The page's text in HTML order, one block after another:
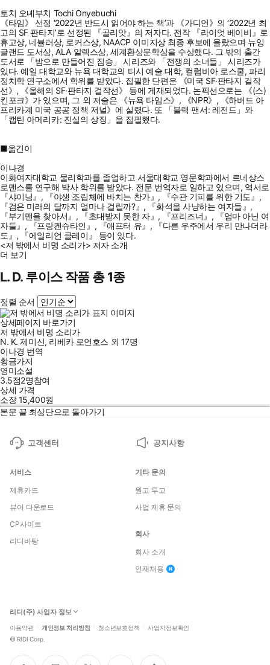
토치 오녜부치 Tochi Onyebuchi
《타임》 선정 ‘2022년 반드시 읽어야 하는 책’과 《가디언》의 ‘2022년 최
고의 SF 판타지’로 선정된 『골리앗』의 저자다. 전작 『라이엇 베이비』로
휴고상, 네뷸러상, 로커스상, NAACP 이미지상 최종 후보에 올랐으며 뉴잉
글랜드 도서상, ALA 알렉스상, 세계환상문학상을 수상했다. 그 밖의 출간
도서로 「밤으로 만들어진 짐승」 시리즈와 「전쟁의 소녀들」 시리즈가
있다. 예일 대학교와 뉴욕 대학교의 티시 예술 대학, 컬럼비아 로스쿨, 파리
정치학 연구소에서 학위를 받았다. 집필한 단편은 《미국 SF·판타지 걸작
선》, 《올해의 SF·판타지 걸작선》 등에 게재되었다. 논픽션으로는 《(스)
킨포크》가 있으며, 그 외 저술은 《뉴욕 타임스》, 《NPR》, 《하버드 아
프리카계 미국 공공 정책 저널》에 실렸다. 또 「블랙 팬서: 레전드」와
「캡틴 아메리카: 진실의 상징」을 집필했다.
■옮긴이
이나경
이화여자대학교 물리학과를 졸업하고 서울대학교 영문학과에서 르네상스
로맨스를 연구해 박사 학위를 받았다. 전문 번역자로 일하고 있으며, 역서로
『샤이닝』, 『야생 조립체에 바치는 찬가』, 『수관 기피를 위한 기도』,
『검은 미래의 달까지 얼마나 걸릴까?』, 『화석을 사냥하는 여자들』,
『부기맨을 찾아서』, 『초대받지 못한 자』, 『프리즈너』, 『엄마 아닌 여
자들』, 『프랑켄슈타인』, 『애프터 유』, 『다른 우주에서 우리 만나더라
도』, 『에일리언 클레이』 등이 있다.
<저 밖에서 비명 소리가> 저자 소개
더 보기
L. D. 루이스 작품 총 1종
정렬 순서
상세페이지 바로가기
저 밖에서 비명 소리가
N. K. 제미신, 리베카 로언호스 외 17명
이나경 번역
황금가지
영미소설
3.5점2명참여
상세 가격
소장15,400원
본문 끝 최상단으로 돌아가기
고객센터 공지사항
서비스
제휴카드
뷰어 다운로드
CP사이트
리디바탕
기타 문의
원고 투고
사업 제휴 문의
회사
회사 소개
인재채용
리디(주) 사업자 정보
이용약관 개인정보 처리방침 청소년보호정책 사업자정보확인
© RIDI Corp.